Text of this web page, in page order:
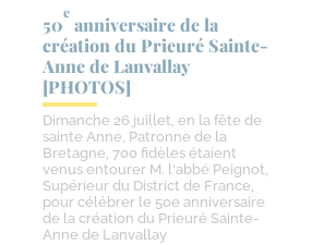
50
e
anniversaire de la
création du Prieuré Sainte-​
Anne de Lanvallay
[PHOTOS]
Dimanche 26 juillet, en la fête de
sainte Anne, Patronne de la
Bretagne, 700 fidèles étaient
venus entourer M. l'abbé Peignot,
Supérieur du District de France,
pour célébrer le 50e anniversaire
de la création du Prieuré Sainte-
Anne de Lanvallay